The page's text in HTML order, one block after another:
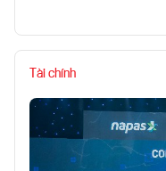
Tài chính